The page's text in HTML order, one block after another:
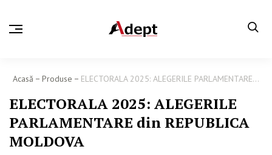
Acasă Produse ELECTORALA 2025: ALEGERILE PARLAMENTARE...
ELECTORALA 2025: ALEGERILE
PARLAMENTARE din REPUBLICA
MOLDOVA